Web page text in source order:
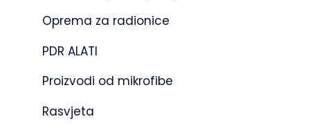
Oprema za radionice
PDR ALATI
Proizvodi od mikrofibe
Rasvjeta